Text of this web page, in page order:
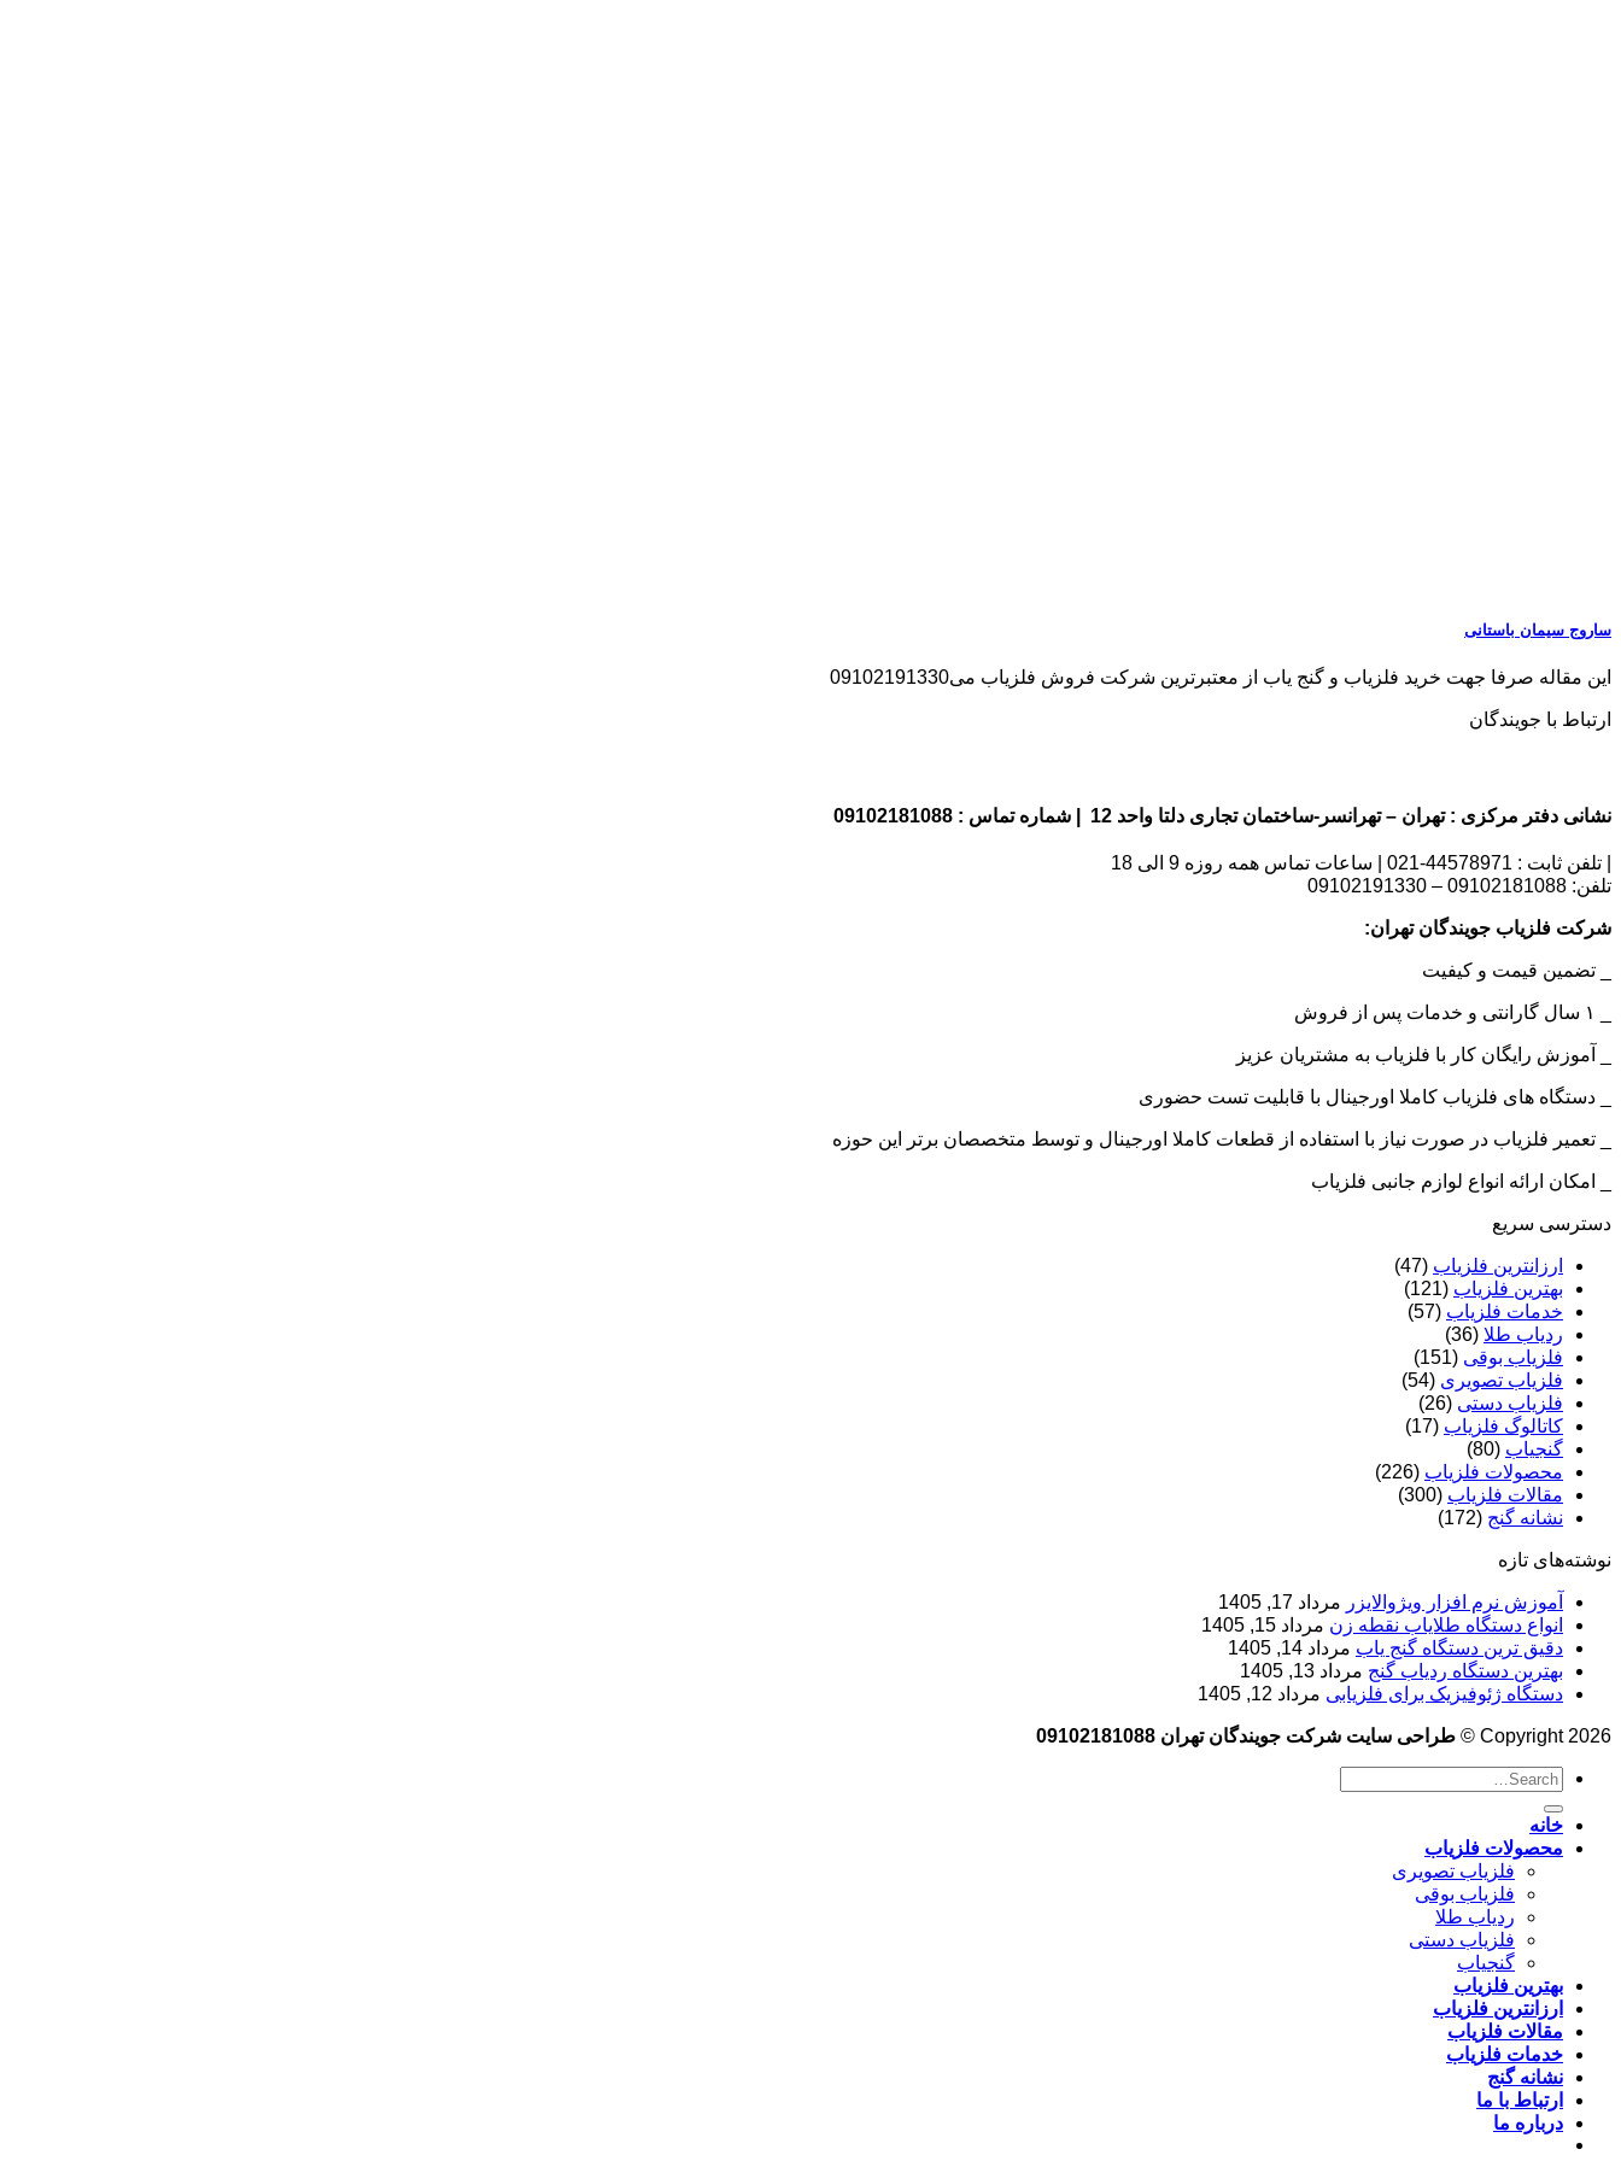
ساروج سیمان باستانی
این مقاله صرفا جهت خرید فلزیاب و گنج یاب از معتبرترین شرکت فروش فلزیاب می09102191330
ارتباط با جویندگان
نشانی دفتر مرکزی : تهران – تهرانسر-ساختمان تجاری دلتا واحد 12 | شماره تماس : 09102181088
| تلفن ثابت : 44578971-021 | ساعات تماس همه روزه 9 الی 18
تلفن: 09102181088 – 09102191330
شرکت فلزیاب جویندگان تهران:
_ تضمین قیمت و کیفیت
_ آموزش رایگان کار با فلزیاب به مشتریان عزیز
_ دستگاه های فلزیاب کاملا اورجینال با قابلیت تست حضوری
_ تعمیر فلزیاب در صورت نیاز با استفاده از قطعات کاملا اورجینال و توسط متخصصان برتر این حوزه
_ امکان ارائه انواع لوازم جانبی فلزیاب
دسترسی سریع
ارزانترین فلزیاب (47)
بهترین فلزیاب (121)
خدمات فلزیاب (57)
ردیاب طلا (36)
فلزیاب بوقی (151)
فلزیاب تصویری (54)
فلزیاب دستی (26)
کاتالوگ فلزیاب (17)
گنجیاب (80)
محصولات فلزیاب (226)
مقالات فلزیاب (300)
نشانه گنج (172)
نوشته‌های تازه
آموزش نرم‌ افزار ویژوالایزر مرداد 17, 1405
انواع دستگاه طلایاب نقطه زن مرداد 15, 1405
دقیق ترین دستگاه گنج یاب مرداد 14, 1405
بهترین دستگاه ردیاب گنج مرداد 13, 1405
دستگاه ژئوفیزیک برای فلزیابی مرداد 12, 1405
Copyright 2026 © طراحی سایت شرکت جویندگان تهران 09102181088
خانه
محصولات فلزیاب
فلزیاب تصویری
فلزیاب بوقی
ردیاب طلا
فلزیاب دستی
گنجیاب
بهترین فلزیاب
ارزانترین فلزیاب
مقالات فلزیاب
خدمات فلزیاب
نشانه گنج
ارتباط با ما
درباره ما